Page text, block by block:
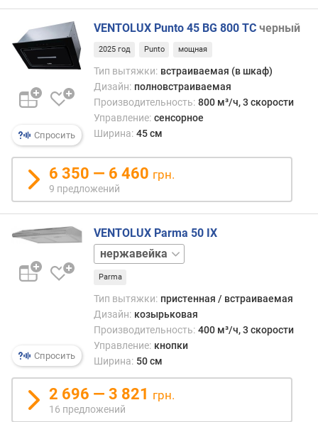
у
б
и
н
а
(
с
)
м
о
щ
н
с
ь
(
п
р
о
и
Спросить
VENTOLUX Punto 45 BG 800 TC черный
2025 год Punto мощная
Тип вытяжки: встраиваемая (в шкаф)
Дизайн: полновстраиваемая
Производительность: 800 м³/ч, 3 скорости
Управление: сенсорное
Ширина: 45 см
6 350 — 6 460 грн.
9 предложений
Спросить
VENTOLUX Parma 50 IX
белый
коричневый
Parma
Тип вытяжки: пристенная / встраиваемая
Дизайн: козырьковая
Производительность: 400 м³/ч, 3 скорости
Управление: кнопки
Ширина: 50 см
2 696 — 3 821 грн.
16 предложений